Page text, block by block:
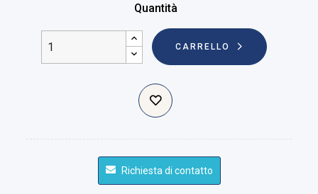
Quantità
CARRELLO
Richiesta di contatto